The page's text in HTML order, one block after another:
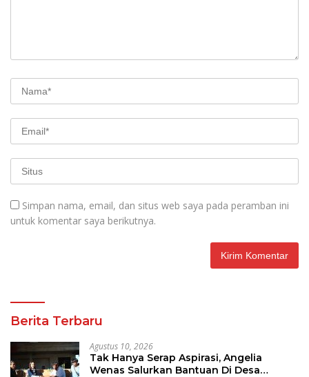
Simpan nama, email, dan situs web saya pada peramban ini
untuk komentar saya berikutnya.
Berita Terbaru
Agustus 10, 2026
Tak Hanya Serap Aspirasi, Angelia
Wenas Salurkan Bantuan Di Desa